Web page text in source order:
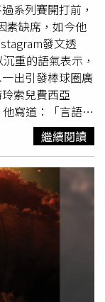
系列賽開打前，
素缺席，如今他
發文透
重的語氣表示，
出引發棒球圈廣
索兒費西亞
寫道：「言語無
放在心中，珍惜
，貢獻26次中繼
4.2局投球並送出4
大賽，但道奇隊
投手們的球帽
與關懷。費西亞
「如果沒有棒球
」他也特別向道
繼續閱讀